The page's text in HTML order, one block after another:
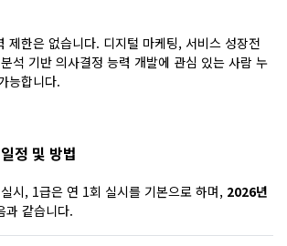
제한은 없습니다. 디지털 마케팅, 서비스 성장전
석 기반 의사결정 능력 개발에 관심 있는 사람 누
능합니다.
정 및 방법
시, 1급은 연 1회 실시를 기본으로 하며, 2026년
과 같습니다.